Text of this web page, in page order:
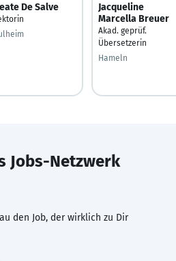
De Salve
Jacqueline
Marcella Breuer
Akad. geprüf.
Übersetzerin
Hameln
Jobs-Netzwerk
den Job, der wirklich zu Dir